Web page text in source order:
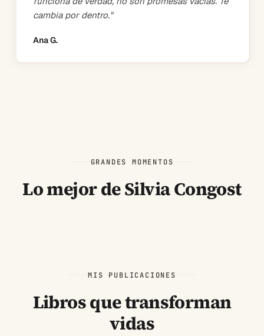
cambia por dentro."
Ana G.
GRANDES MOMENTOS
Lo mejor de Silvia Congost
MIS PUBLICACIONES
Libros que transforman
vidas